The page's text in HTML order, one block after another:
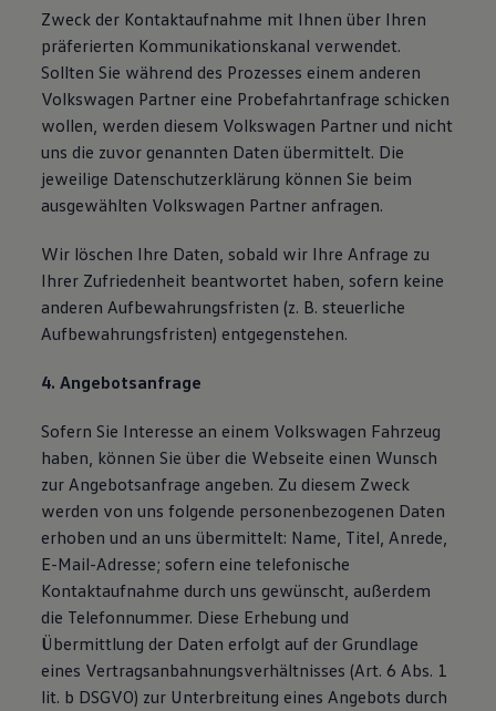
Zweck der Kontaktaufnahme mit Ihnen über Ihren
präferierten Kommunikationskanal verwendet.
Sollten Sie während des Prozesses einem anderen
Volkswagen Partner eine Probefahrtanfrage schicken
wollen, werden diesem Volkswagen Partner und nicht
uns die zuvor genannten Daten übermittelt. Die
jeweilige Datenschutzerklärung können Sie beim
ausgewählten Volkswagen Partner anfragen.
Wir löschen Ihre Daten, sobald wir Ihre Anfrage zu
Ihrer Zufriedenheit beantwortet haben, sofern keine
anderen Aufbewahrungsfristen (z. B. steuerliche
Aufbewahrungsfristen) entgegenstehen.
4. Angebotsanfrage
Sofern Sie Interesse an einem Volkswagen Fahrzeug
haben, können Sie über die Webseite einen Wunsch
zur Angebotsanfrage angeben. Zu diesem Zweck
werden von uns folgende personenbezogenen Daten
erhoben und an uns übermittelt: Name, Titel, Anrede,
E-Mail-Adresse; sofern eine telefonische
Kontaktaufnahme durch uns gewünscht, außerdem
die Telefonnummer. Diese Erhebung und
Übermittlung der Daten erfolgt auf der Grundlage
eines Vertragsanbahnungsverhältnisses (Art. 6 Abs. 1
lit. b DSGVO) zur Unterbreitung eines Angebots durch